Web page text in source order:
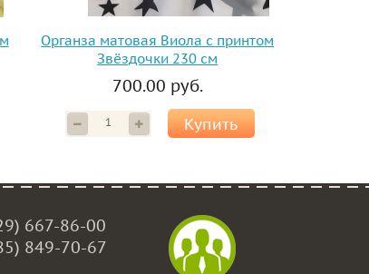
Органза матовая Виола с принтом
Звёздочки 230 см
700.00 руб.
Купить
667-86-00
849-70-67